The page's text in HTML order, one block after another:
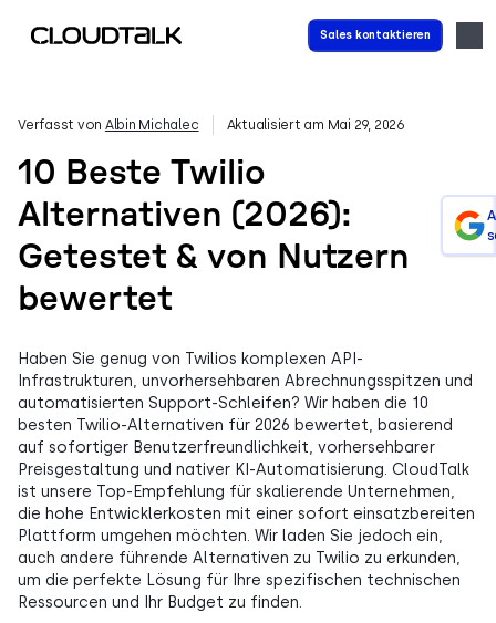
Sales kontaktieren
Verfasst von Albin Michalec Aktualisiert am Mai 29, 2026
10 Beste Twilio
Alternativen (2026):
Getestet & von Nutzern
bewertet
Haben Sie genug von Twilios komplexen API-
Infrastrukturen, unvorhersehbaren Abrechnungsspitzen und
automatisierten Support-Schleifen? Wir haben die 10
besten Twilio-Alternativen für 2026 bewertet, basierend
auf sofortiger Benutzerfreundlichkeit, vorhersehbarer
Preisgestaltung und nativer KI-Automatisierung. CloudTalk
ist unsere Top-Empfehlung für skalierende Unternehmen,
die hohe Entwicklerkosten mit einer sofort einsatzbereiten
Plattform umgehen möchten. Wir laden Sie jedoch ein,
auch andere führende Alternativen zu Twilio zu erkunden,
um die perfekte Lösung für Ihre spezifischen technischen
Ressourcen und Ihr Budget zu finden.